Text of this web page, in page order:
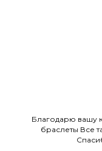
Благодарю вашу
браслеты Все